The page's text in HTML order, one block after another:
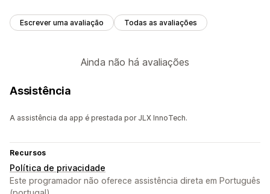
Escrever uma avaliação Todas as avaliações
Ainda não há avaliações
Assistência
A assistência da app é prestada por JLX InnoTech.
Recursos
Política de privacidade
Este programador não oferece assistência direta em Português